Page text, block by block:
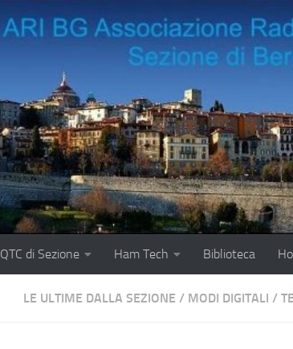
QTC di Sezione Ham Tech Biblioteca
LE ULTIME DALLA SEZIONE / MODI DIGITALI /